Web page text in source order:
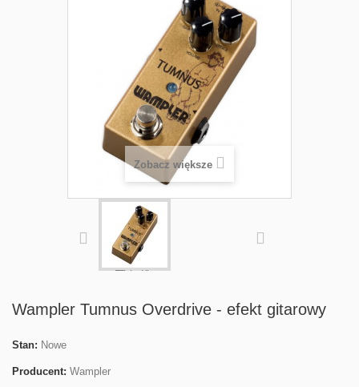
Zobacz większe
Wampler Tumnus Overdrive - efekt gitarowy
Stan: Nowe
Producent: Wampler